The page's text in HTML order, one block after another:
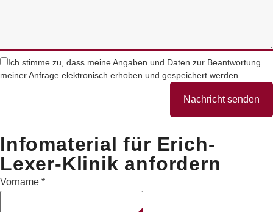
Ich stimme zu, dass meine Angaben und Daten zur Beantwortung
meiner Anfrage elektronisch erhoben und gespeichert werden.
Nachricht senden
Infomaterial für Erich-
Lexer-Klinik anfordern
Vorname *